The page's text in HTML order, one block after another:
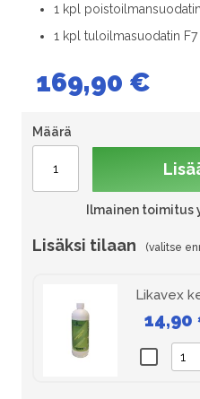
1 kpl
1 kpl tuloilmasuodatin
169,90 €
Määrä
Ilmainen
Lisäksi tilaan
Likavex
14,90